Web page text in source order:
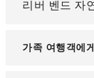
리버 벤드 자
가족 여행객에